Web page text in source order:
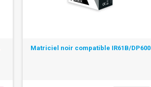
Matriciel noir compatible IR61B/DP600